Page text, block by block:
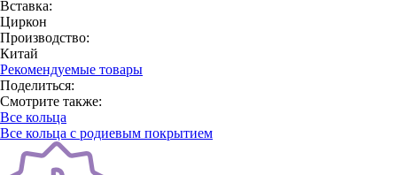
Вставка:
Циркон
Производство:
Китай
Рекомендуемые товары
Поделиться:
Смотрите также:
Все кольца
Все кольца с родиевым покрытием